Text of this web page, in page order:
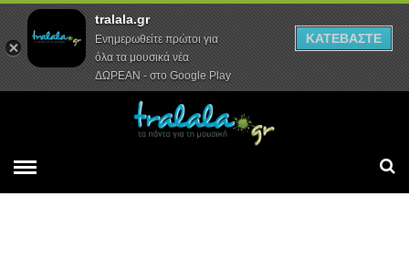
Αρχική Συνεντεύξεις Ρεπορτάζ
tralala.gr
Ενημερωθείτε πρώτοι για
όλα τα μουσικά νέα
ΔΩΡΕΑΝ - στο Google Play
ΚΑΤΕΒΑΣΤΕ